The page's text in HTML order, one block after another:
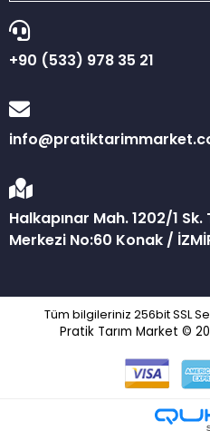
+90 (533) 978 35 21
Halkapınar Mah. 1202/1
Merkezi No:60 Konak /
Tüm bilgileriniz 256bit SSL
Pratik Tarım Market ©